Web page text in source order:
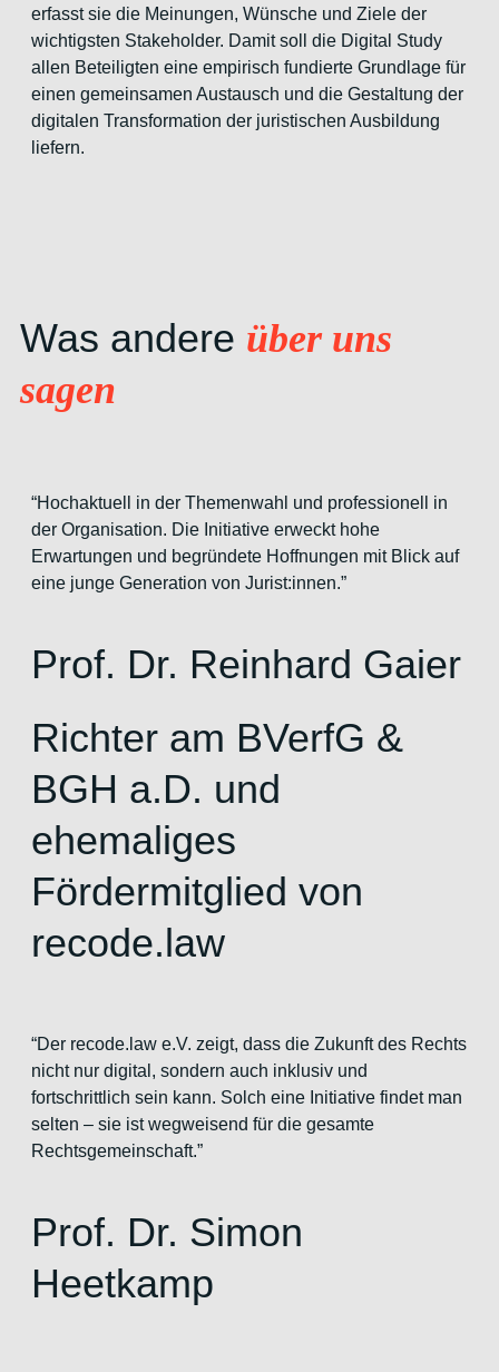
erfasst sie die Meinungen, Wünsche und Ziele der
wichtigsten Stakeholder. Damit soll die Digital Study
allen Beteiligten eine empirisch fundierte Grundlage für
einen gemeinsamen Austausch und die Gestaltung der
digitalen Transformation der juristischen Ausbildung
liefern.
Was andere über uns
sagen
“Hochaktuell in der Themenwahl und professionell in
der Organisation. Die Initiative erweckt hohe
Erwartungen und begründete Hoffnungen mit Blick auf
eine junge Generation von Jurist:innen.”
Prof. Dr. Reinhard Gaier
Richter am BVerfG &
BGH a.D. und
ehemaliges
Fördermitglied von
recode.law
“Der recode.law e.V. zeigt, dass die Zukunft des Rechts
nicht nur digital, sondern auch inklusiv und
fortschrittlich sein kann. Solch eine Initiative findet man
selten – sie ist wegweisend für die gesamte
Rechtsgemeinschaft.”
Prof. Dr. Simon
Heetkamp